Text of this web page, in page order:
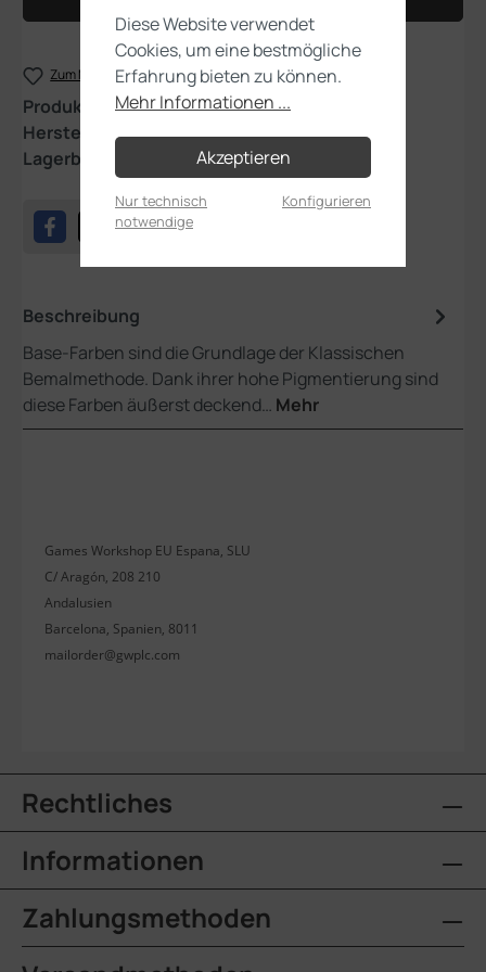
Zum Merkzettel hinzufügen
Produktnummer:21-09
Hersteller:
Games Workshop
Lagerbestand:
Beschreibung
Base-Farben sind die Grundlage der Klassischen
Bemalmethode. Dank ihrer hohe Pigmentierung sind
diese Farben äußerst deckend… Mehr
Games Workshop EU Espana, SLU
C/ Aragón, 208 210
Andalusien
Barcelona, Spanien, 8011
mailorder@gwplc.com
Rechtliches
Informationen
Zahlungsmethoden
Diese Website verwendet
Cookies, um eine bestmögliche
Erfahrung bieten zu können.
Mehr Informationen ...
Akzeptieren
Nur technisch
notwendige
Konfigurieren